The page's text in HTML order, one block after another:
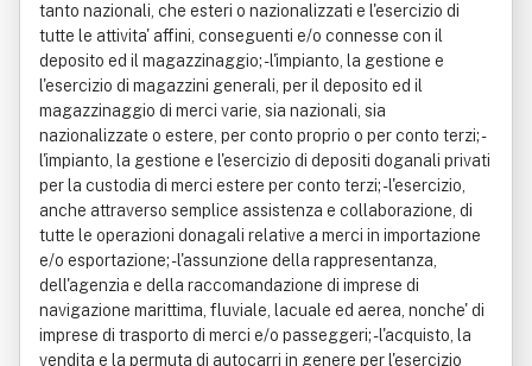
tanto nazionali, che esteri o nazionalizzati e l'esercizio di
tutte le attivita' affini, conseguenti e/o connesse con il
deposito ed il magazzinaggio; - l'impianto, la gestione e
l'esercizio di magazzini generali, per il deposito ed il
magazzinaggio di merci varie, sia nazionali, sia
nazionalizzate o estere, per conto proprio o per conto terzi; -
l'impianto, la gestione e l'esercizio di depositi doganali privati
per la custodia di merci estere per conto terzi; - l'esercizio,
anche attraverso semplice assistenza e collaborazione, di
tutte le operazioni donagali relative a merci in importazione
e/o esportazione; - l'assunzione della rappresentanza,
dell'agenzia e della raccomandazione di imprese di
navigazione marittima, fluviale, lacuale ed aerea, nonche' di
imprese di trasporto di merci e/o passeggeri; - l'acquisto, la
vendita e la permuta di autocarri in genere per l'esercizio